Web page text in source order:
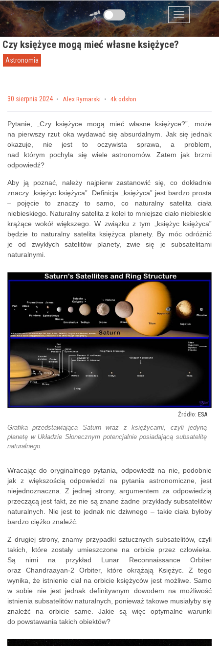
Przejdź do zawartości
Menu
Czy księżyce mogą mieć własne księżyce?
Astronomia
Posted on
30 sierpnia 2024 by Alex Rymarski 4k odsłon
Pytanie, „Czy księżyce mogą mieć własne księżyce?”, może
na pierwszy rzut oka wydawać się absurdalnym. Jak się jednak
okazuje, nie jest to oczywista sprawa, a problem,
nad którym pochyla się wiele astronomów. Zatem jak brzmi
odpowiedź?
Aby ją poznać, należy najpierw zastanowić się, co dokładnie
znaczy „księżyc księżyca”. Definicja „księżyca” jest bardzo prosta
– pojęcie to znaczy to samo, co naturalny satelita ciała
niebieskiego. Naturalny satelita z kolei to mniejsze ciało niebieskie
krążące wokół większego. W związku z tym „księżyc księżyca”
będzie to naturalny satelita księżyca planety. By móc odróżnić
je od zwykłych satelitów planety, zwie się je subsatelitami
naturalnymi.
ESA
Grafika przedstawiająca Saturn wraz z księżycami, czyli jedyną
planetę w Układzie Słonecznym potencjalnie posiadającą subsatelitę
naturalnego.
Wracając do oryginalnego pytania, odpowiedź na nie, podobnie
jak z większością odpowiedzi na pytania astronomiczne, jest
niejednoznaczna. Z jednej strony, argumentem za odpowiedzią
przeczącą jest fakt, że nie są znane żadne przykłady subsatelitów
naturalnych. Nie jest to jednak nic dziwnego – takie ciała byłoby
bardzo ciężko znaleźć.
Z drugiej strony, znamy przypadki sztucznych subsatelitów, czyli
takich, które zostały umieszczone na orbicie przez człowieka.
Są nimi na przykład Lunar Reconnaissance Orbiter
oraz Chandraayan-2 Orbiter, które okrążają Księżyc. Z tego
wynika, że istnienie ciał na orbicie księżyców jest możliwe. Samo
w sobie nie jest jednak definitywnym dowodem na możliwość
istnienia subsatelitów naturalnych, ponieważ takowe musiałyby się
znaleźć na orbicie same. Jakie są więc optymalne warunki
do powstawania takich obiektów?